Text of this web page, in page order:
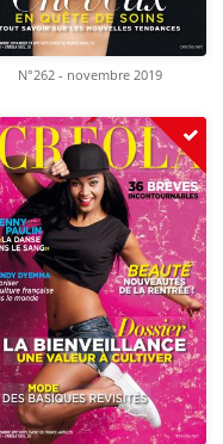
N°262 - novembre 2019